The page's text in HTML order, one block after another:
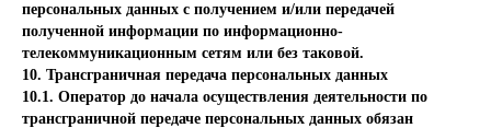
персональных данных с получением и/или передачей
полученной информации по информационно-
телекоммуникационным сетям или без таковой.
10. Трансграничная передача персональных данных
10.1. Оператор до начала осуществления деятельности по
трансграничной передаче персональных данных обязан